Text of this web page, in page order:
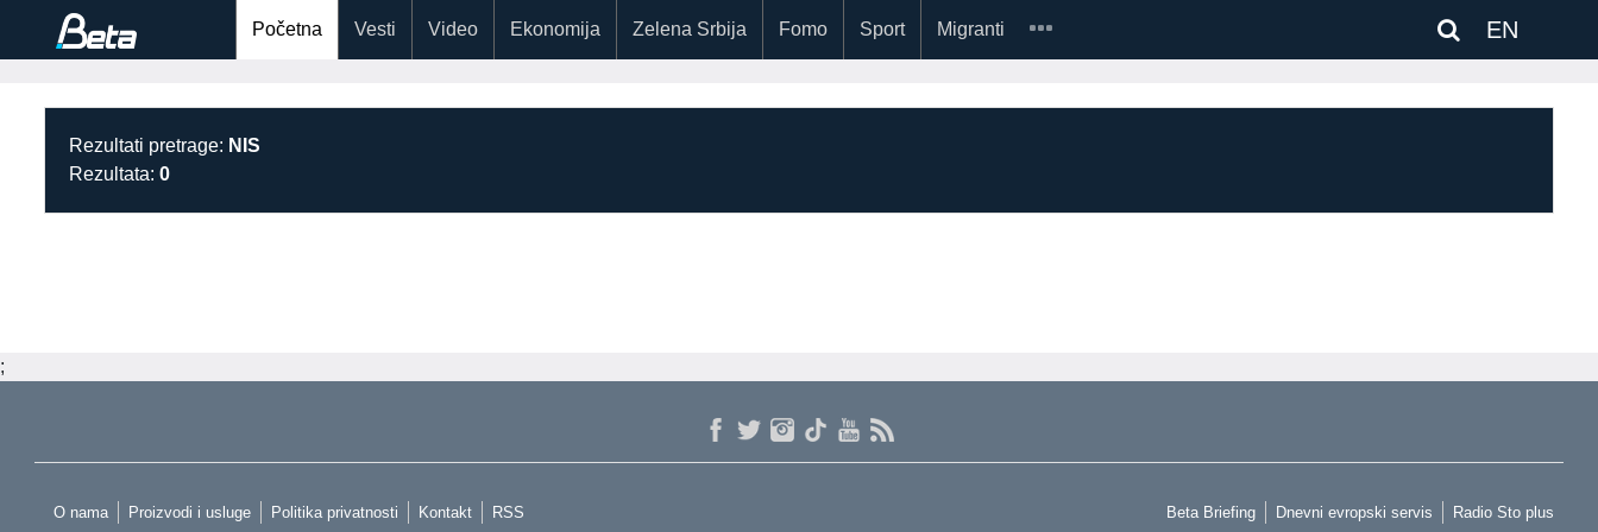
EN
Početna Vesti Video Ekonomija Zelena Srbija Fomo Sport Migranti
Rezultati pretrage: NIS
Rezultata: 0
;
O nama Proizvodi i usluge Politika privatnosti Kontakt RSS Beta Briefing Dnevni evropski servis Radio Sto plus